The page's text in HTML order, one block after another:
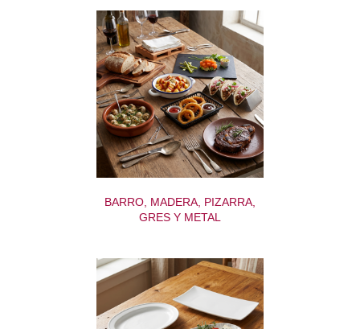
BARRO, MADERA, PIZARRA,
GRES Y METAL